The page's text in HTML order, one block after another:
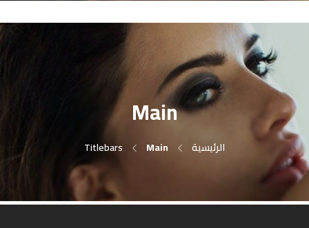
Main
الرئيسية Titlebars Main